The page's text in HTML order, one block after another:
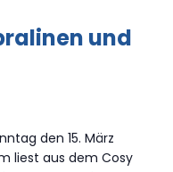
und
den 15. März
liest aus dem Cosy